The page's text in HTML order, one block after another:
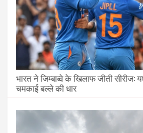
भारत ने जिम्बाब्वे के खिलाफ जीती सीरीज:
चमकाई बल्ले की धार